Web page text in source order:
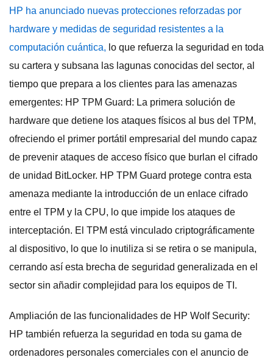
HP ha anunciado nuevas protecciones reforzadas por
hardware y medidas de seguridad resistentes a la
computación cuántica, lo que refuerza la seguridad en toda
su cartera y subsana las lagunas conocidas del sector, al
tiempo que prepara a los clientes para las amenazas
emergentes: HP TPM Guard: La primera solución de
hardware que detiene los ataques físicos al bus del TPM,
ofreciendo el primer portátil empresarial del mundo capaz
de prevenir ataques de acceso físico que burlan el cifrado
de unidad BitLocker. HP TPM Guard protege contra esta
amenaza mediante la introducción de un enlace cifrado
entre el TPM y la CPU, lo que impide los ataques de
interceptación. El TPM está vinculado criptográficamente
al dispositivo, lo que lo inutiliza si se retira o se manipula,
cerrando así esta brecha de seguridad generalizada en el
sector sin añadir complejidad para los equipos de TI.
Ampliación de las funcionalidades de HP Wolf Security:
HP también refuerza la seguridad en toda su gama de
ordenadores personales comerciales con el anuncio de